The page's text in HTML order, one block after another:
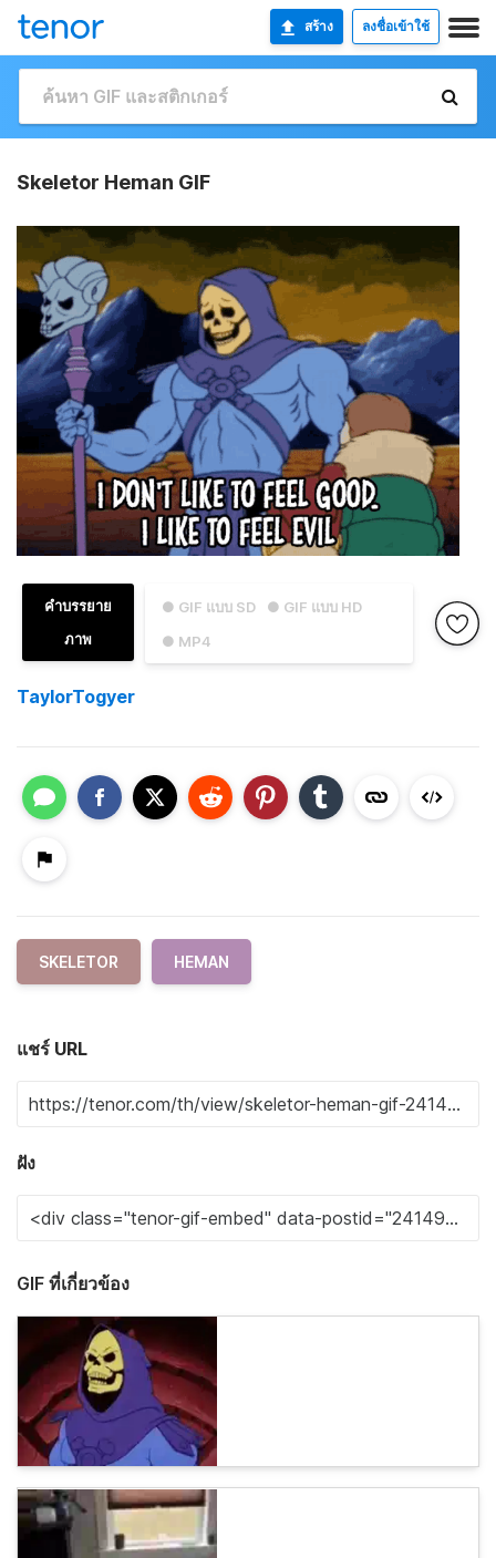
สร้าง ลงชื่อเข้าใช้
Skeletor Heman GIF
● GIF แบบ SD
● GIF แบบ HD
● MP4
คำบรรยาย
ภาพ
TaylorTogyer
SKELETOR HEMAN
แชร์ URL
ฝัง
GIF ที่เกี่ยวข้อง